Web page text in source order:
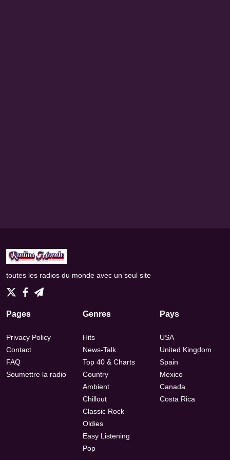
toutes les radios du monde avec un seul site
Pages
Privacy Policy
Contact
FAQ
Soumettre la radio
Genres
Hits
News-Talk
Top 40 & Charts
Country
Ambient
Chillout
Classic Rock
Oldies
Easy Listening
Pop
Pays
USA
United Kingdom
Spain
Mexico
Canada
Costa Rica